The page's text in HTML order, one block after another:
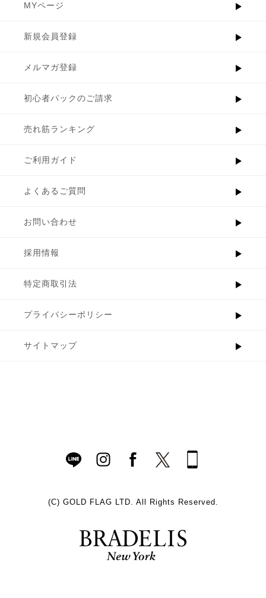
MYページ
新規会員登録
メルマガ登録
初心者パックのご請求
売れ筋ランキング
ご利用ガイド
よくあるご質問
お問い合わせ
採用情報
特定商取引法
プライバシーポリシー
サイトマップ
(C) GOLD FLAG LTD. All Rights Reserved.